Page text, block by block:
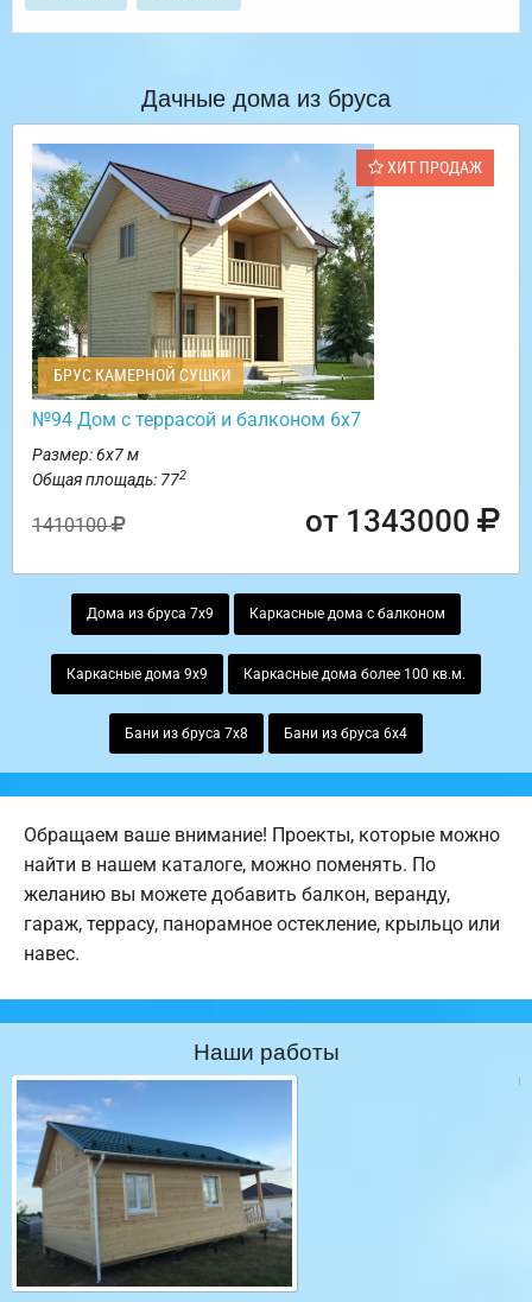
Дачные дома из бруса
ХИТ ПРОДАЖ
БРУС КАМЕРНОЙ СУШКИ
№94 Дом с террасой и балконом 6х7
Размер: 6х7 м
Общая площадь: 772
1410100 от 1343000
Дома из бруса 7х9 Каркасные дома с балконом
Каркасные дома 9х9 Каркасные дома более 100 кв.м.
Бани из бруса 7х8 Бани из бруса 6х4
Обращаем ваше внимание! Проекты, которые можно
найти в нашем каталоге, можно поменять. По
желанию вы можете добавить балкон, веранду,
гараж, террасу, панорамное остекление, крыльцо или
навес.
Наши работы